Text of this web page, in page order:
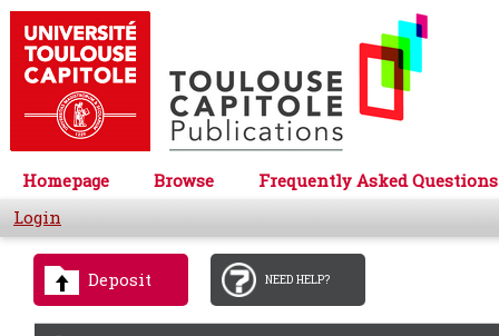
Homepage Browse
Frequently Asked Questions
Login
Deposit NEED HELP?